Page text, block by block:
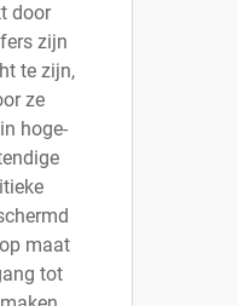
door
zijn
te zijn,
ze
hoge-
maat
tot